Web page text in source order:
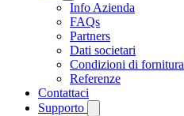
Info Azienda
FAQs
Partners
Dati societari
Condizioni di fornitura
Referenze
Contattaci
Supporto